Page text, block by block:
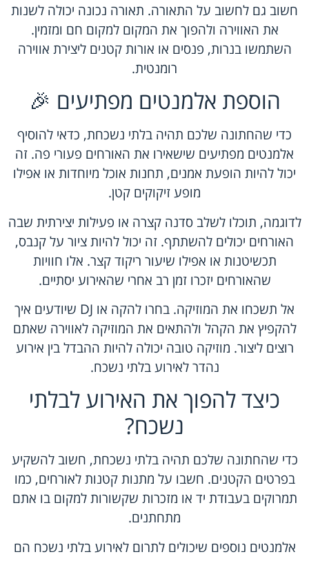
חשוב גם לחשוב על התאורה. תאורה נכונה יכולה לשנות
את האווירה ולהפוך את המקום למקום חם ומזמין.
השתמשו בנרות, פנסים או אורות קטנים ליצירת אווירה
רומנטית.
הוספת אלמנטים מפתיעים 🎉
כדי שהחתונה שלכם תהיה בלתי נשכחת, כדאי להוסיף
אלמנטים מפתיעים שישאירו את האורחים פעורי פה. זה
יכול להיות הופעת אמנים, תחנות אוכל מיוחדות או אפילו
מופע זיקוקים קטן.
לדוגמה, תוכלו לשלב סדנה קצרה או פעילות יצירתית שבה
האורחים יכולים להשתתף. זה יכול להיות ציור על קנבס,
תכשיטנות או אפילו שיעור ריקוד קצר. אלו חוויות
שהאורחים יזכרו זמן רב אחרי שהאירוע יסתיים.
אל תשכחו את המוזיקה. בחרו להקה או DJ שיודעים איך
להקפיץ את הקהל ולהתאים את המוזיקה לאווירה שאתם
רוצים ליצור. מוזיקה טובה יכולה להיות ההבדל בין אירוע
נהדר לאירוע בלתי נשכח.
כיצד להפוך את האירוע לבלתי
נשכח?
כדי שהחתונה שלכם תהיה בלתי נשכחת, חשוב להשקיע
בפרטים הקטנים. חשבו על מתנות קטנות לאורחים, כמו
תמרוקים בעבודת יד או מזכרות שקשורות למקום בו אתם
מתחתנים.
אלמנטים נוספים שיכולים לתרום לאירוע בלתי נשכח הם